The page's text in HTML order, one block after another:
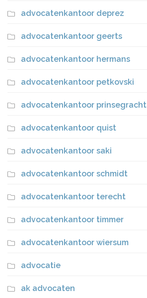
advocatenkantoor deprez
advocatenkantoor geerts
advocatenkantoor hermans
advocatenkantoor petkovski
advocatenkantoor prinsegracht
advocatenkantoor quist
advocatenkantoor saki
advocatenkantoor schmidt
advocatenkantoor terecht
advocatenkantoor timmer
advocatenkantoor wiersum
advocatie
ak advocaten